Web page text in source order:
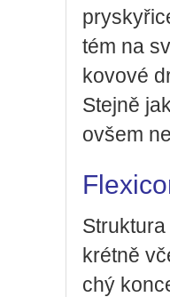
tém na
ko­vo­vé
Stej­ně
ovšem
krét­ně
chý